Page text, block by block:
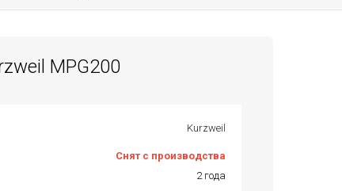
MPG200
Kurzweil
Снят с производства
2 года